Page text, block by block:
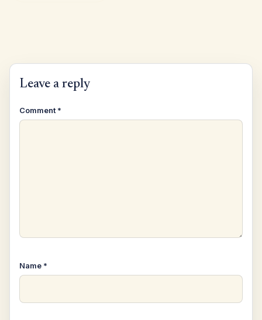
Leave a reply
Comment*
Name *